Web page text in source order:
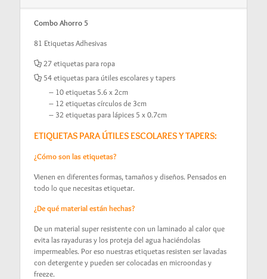
Combo Ahorro 5
81 Etiquetas Adhesivas
27 etiquetas para ropa
54 etiquetas para útiles escolares y tapers
– 10 etiquetas 5.6 x 2cm
– 12 etiquetas círculos de 3cm
– 32 etiquetas para lápices 5 x 0.7cm
ETIQUETAS PARA ÚTILES ESCOLARES Y TAPERS:
¿Cómo son las etiquetas?
Vienen en diferentes formas, tamaños y diseños. Pensados en
todo lo que necesitas etiquetar.
¿De qué material están hechas?
De un material super resistente con un laminado al calor que
evita las rayaduras y los proteja del agua haciéndolas
impermeables. Por eso nuestras etiquetas resisten ser lavadas
con detergente y pueden ser colocadas en microondas y
freeze.